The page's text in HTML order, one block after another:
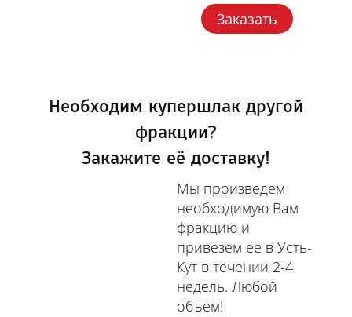
Заказать
Необходим купершлак другой
фракции?
Закажите её доставку!
Мы произведем
необходимую Вам
фракцию и
привезем ее в Усть-
Кут в течении 2-4
недель. Любой
объем!